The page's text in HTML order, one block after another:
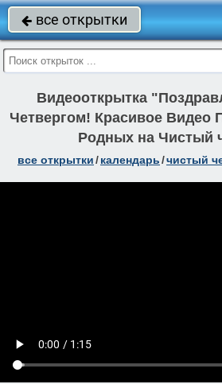
 все открытки
Видеооткрытка
Четвергом! Красивое Видео
Родных на Чистый
все открытки/календарь/чистый